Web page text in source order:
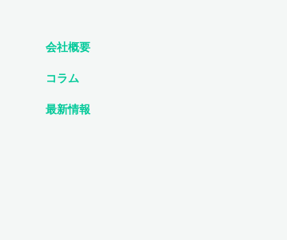
会社概要
コラム
最新情報